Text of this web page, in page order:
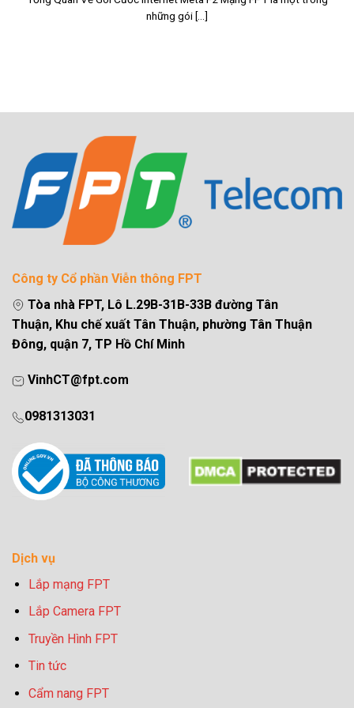
những gói [...]
Công ty Cổ phần Viễn thông FPT
Tòa nhà FPT, Lô L.29B-31B-33B đường Tân
Thuận, Khu chế xuất Tân Thuận, phường Tân Thuận
Đông, quận 7, TP Hồ Chí Minh
VinhCT@fpt.com
0981313031
Dịch vụ
Lắp mạng FPT
Lắp Camera FPT
Truyền Hình FPT
Tin tức
Cẩm nang FPT